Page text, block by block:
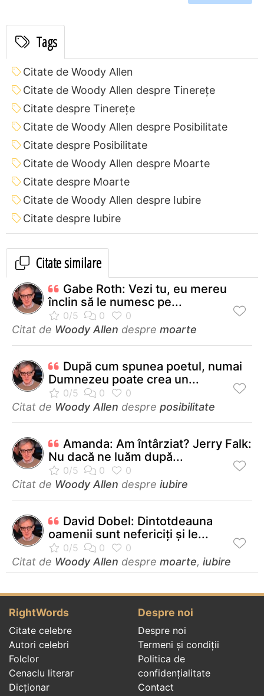
Tags
Citate de Woody Allen
Citate de Woody Allen despre Tinerețe
Citate despre Tinerețe
Citate de Woody Allen despre Posibilitate
Citate despre Posibilitate
Citate de Woody Allen despre Moarte
Citate despre Moarte
Citate de Woody Allen despre Iubire
Citate despre Iubire
Citate similare
Gabe Roth: Vezi tu, eu mereu
înclin să le numesc pe...
Citat de Woody Allen despre moarte
După cum spunea poetul, numai
Dumnezeu poate crea un...
Citat de Woody Allen despre posibilitate
Amanda: Am întârziat? Jerry Falk:
Nu dacă ne luăm după...
Citat de Woody Allen despre iubire
David Dobel: Dintotdeauna
oamenii sunt nefericiţi şi le...
Citat de Woody Allen despre moarte, iubire
RightWords
Citate celebre
Autori celebri
Folclor
Cenaclu literar
Dicționar
Despre noi
Despre noi
Termeni și condiții
Politica de
confidenţialitate
Contact